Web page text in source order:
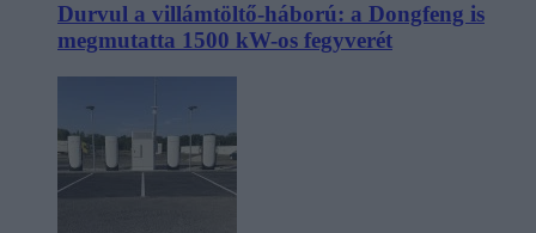
Durvul a villámtöltő-háború: a Dongfeng is
megmutatta 1500 kW-os fegyverét